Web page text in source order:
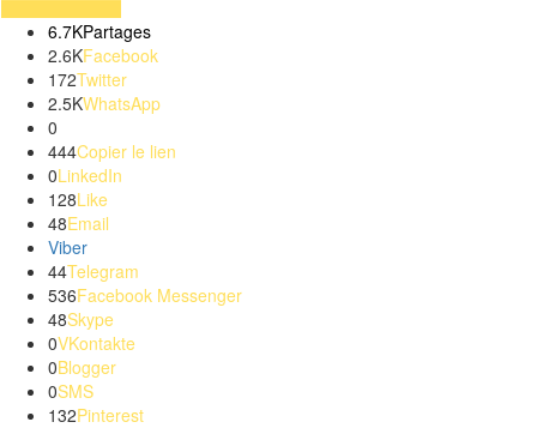
6.7KPartages
2.6KFacebook
172Twitter
2.5KWhatsApp
0
444Copier le lien
0LinkedIn
128Like
48Email
Viber
44Telegram
536Facebook Messenger
48Skype
0VKontakte
0Blogger
0SMS
132Pinterest